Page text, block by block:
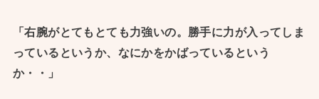
「右腕がとてもとても力強いの。勝手に力が入ってしま
っているというか、なにかをかばっているという
か・・」